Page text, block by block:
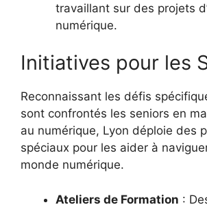
travaillant sur des projets
numérique.
Initiatives pour les
Reconnaissant les défis
sont confrontés les seniors en
au numérique, Lyon déploie des
spéciaux pour les aider à
monde numérique.
Ateliers de Formation :